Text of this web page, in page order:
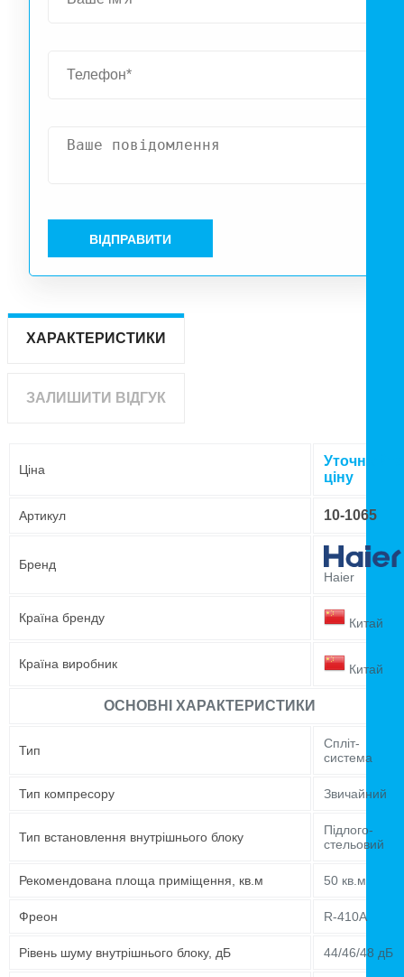
ВІДПРАВИТИ
ХАРАКТЕРИСТИКИ
ЗАЛИШИТИ ВІДГУК
Ціна
Уточнюйте
ціну
Артикул 10-1065
Бренд
Haier
Країна бренду Китай
Країна виробник Китай
ОСНОВНІ ХАРАКТЕРИСТИКИ
Тип
Спліт-
система
Тип компресору Звичайний
Тип встановлення внутрішнього блоку
Підлого-
стельовий
Рекомендована площа приміщення, кв.м 50 кв.м
Фреон R-410A
Рівень шуму внутрішнього блоку, дБ 44/46/48 дБ